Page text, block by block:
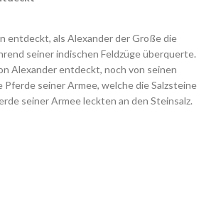
entdeckt, als Alexander der Große die
seiner indischen Feldzüge überquerte.
Alexander entdeckt, noch von seinen
seiner Armee, welche die Salzsteine
seiner Armee leckten an den Steinsalz.